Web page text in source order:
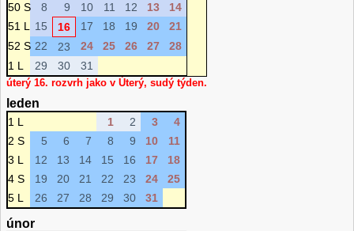
50 S
8 9 10 11 12 13
14
51 L
15 16 17 18 19 20
21
52 S 22 23 24 25 26 27
28
1 L
29 30 31
úterý 16. rozvrh jako v Úterý, sudý týden.
leden
1 L 1 2 3
4
2 S
5 6 7 8 9 10
11
3 L
12 13 14 15 16 17
18
4 S
19 20 21 22 23 24
25
5 L
26 27 28 29 30 31
únor